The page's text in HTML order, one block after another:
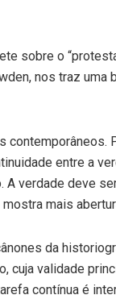
sobre o
nos traz uma
entre a
verdade deve
mais
da
cuja validade
contínua é